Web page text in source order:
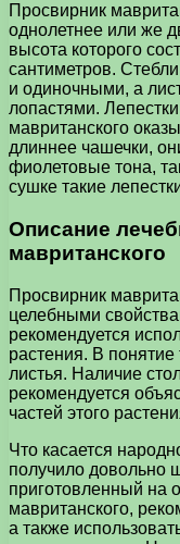
Просвирник
однолетнее или же
высота которого
сантиметров.
и одиночными, а
лопастями.
мавританского
длиннее чашечки,
фиолетовые тона,
сушке такие
Описание
мавританского
Просвирник
целебными
рекомендуется
растения. В понятие
листья. Наличие
рекомендуется
частей этого
Что касается
получило довольно
приготовленный на
мавританского,
а также